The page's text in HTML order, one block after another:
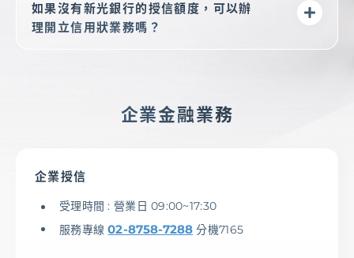
如果沒有新光銀行的授信額度，可以辦
理開立信用狀業務嗎？
企業金融業務
企業授信
受理時間 : 營業日 09:00~17:30
服務專線02-8758-7288 分機7165